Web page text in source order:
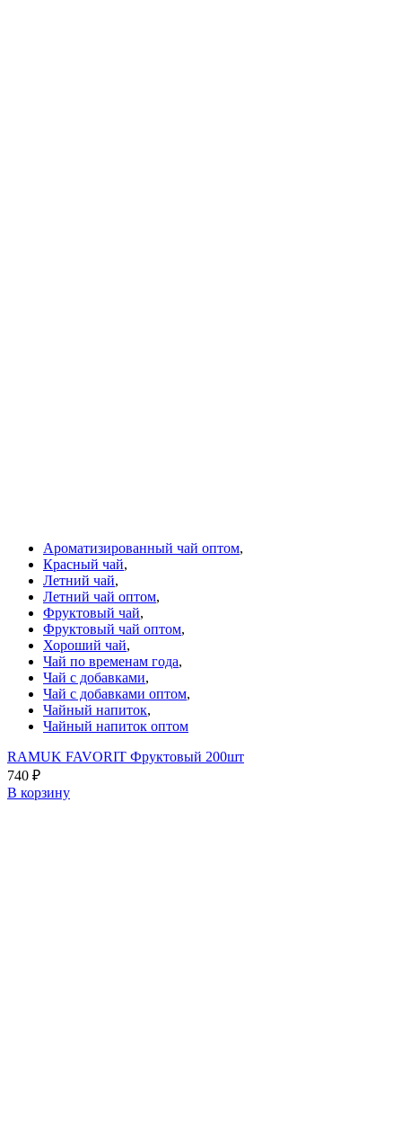
Ароматизированный чай оптом,
Красный чай,
Летний чай,
Летний чай оптом,
Фруктовый чай,
Фруктовый чай оптом,
Хороший чай,
Чай по временам года,
Чай с добавками,
Чай с добавками оптом,
Чайный напиток,
Чайный напиток оптом
RAMUK FAVORIT Фруктовый 200шт
740 ₽
В корзину